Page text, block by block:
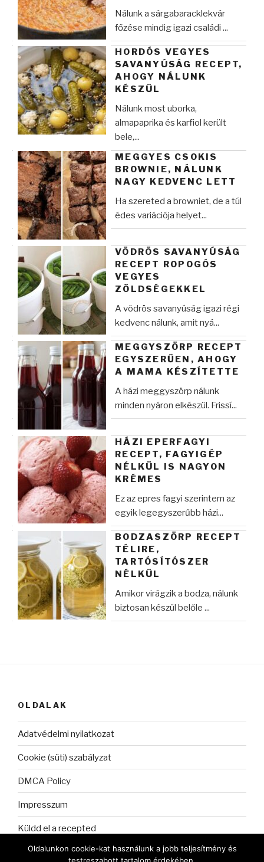
Nálunk a sárgabaracklekvár
főzése mindig igazi családi ...
HORDÓS VEGYES
SAVANYÚSÁG RECEPT,
AHOGY NÁLUNK
KÉSZÜL
Nálunk most uborka,
almapaprika és karfiol került
bele,...
MEGGYES CSOKIS
BROWNIE, NÁLUNK
NAGY KEDVENC LETT
Ha szereted a browniet, de a túl
édes variációja helyet...
VÖDRÖS SAVANYÚSÁG
RECEPT ROPOGÓS
VEGYES
ZÖLDSÉGEKKEL
A vödrös savanyúság igazi régi
kedvenc nálunk, amit nyá...
MEGGYSZÖRP RECEPT
EGYSZERŰEN, AHOGY
A MAMA KÉSZÍTETTE
A házi meggyszörp nálunk
minden nyáron elkészül. Frissí...
HÁZI EPERFAGYI
RECEPT, FAGYIGÉP
NÉLKÜL IS NAGYON
KRÉMES
Ez az epres fagyi szerintem az
egyik legegyszerűbb házi...
BODZASZÖRP RECEPT
TÉLIRE,
TARTÓSÍTÓSZER
NÉLKÜL
Amikor virágzik a bodza, nálunk
biztosan készül belőle ...
OLDALAK
Adatvédelmi nyilatkozat
Cookie (süti) szabályzat
DMCA Policy
Impresszum
Küldd el a recepted
Oldalunkon cookie-kat használunk a jobb teljesítmény és